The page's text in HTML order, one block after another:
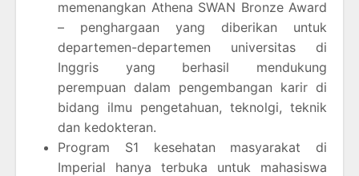
memenangkan Athena SWAN Bronze Award
– penghargaan yang diberikan untuk
departemen-departemen universitas di
Inggris yang berhasil mendukung
perempuan dalam pengembangan karir di
bidang ilmu pengetahuan, teknolgi, teknik
dan kedokteran.
Program S1 kesehatan masyarakat di
Imperial hanya terbuka untuk mahasiswa